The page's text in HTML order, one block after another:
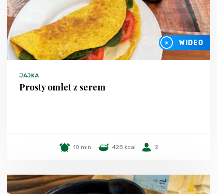
WIDEO
JAJKA
Prosty omlet z serem
10 min. 428 kcal 2